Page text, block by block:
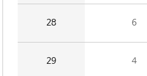
28 6
29 4